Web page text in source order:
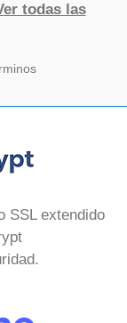
todas las
SSL extendido